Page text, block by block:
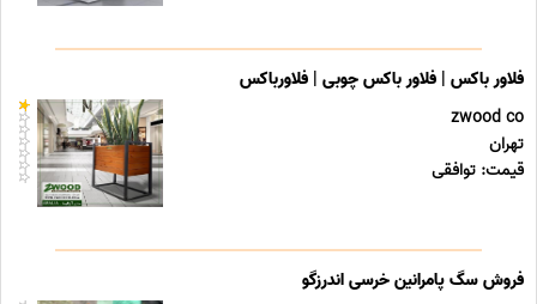
فلاور باکس | فلاور باکس چوبی | فلاورباکس
zwood co
تهران
قیمت: توافقی
فروش سگ پامرانین خرسی اندرزگو